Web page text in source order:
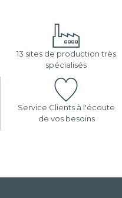
13 sites de production très
spécialisés
Service Clients à l'écoute
de vos besoins